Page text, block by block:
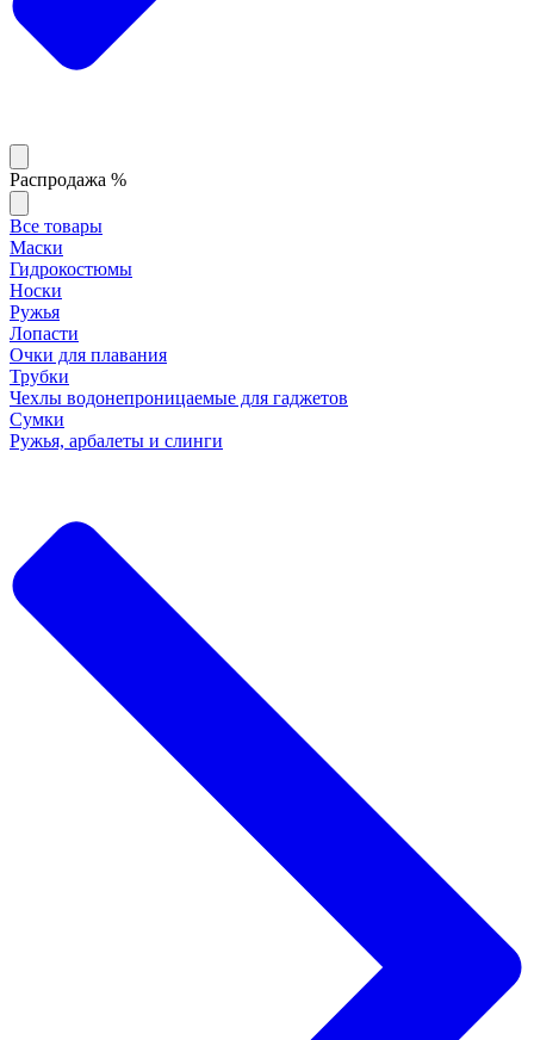
Распродажа %
Все товары
Маски
Гидрокостюмы
Носки
Ружья
Лопасти
Очки для плавания
Трубки
Чехлы водонепроницаемые для гаджетов
Сумки
Ружья, арбалеты и слинги